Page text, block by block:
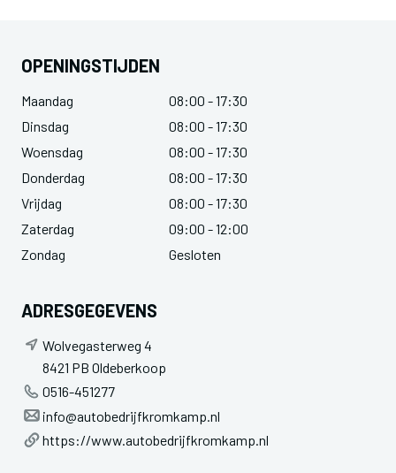
OPENINGSTIJDEN
Maandag
08:00 - 17:30
Dinsdag
08:00 - 17:30
Woensdag
08:00 - 17:30
Donderdag
08:00 - 17:30
Vrijdag
08:00 - 17:30
Zaterdag
09:00 - 12:00
Zondag
Gesloten
ADRESGEGEVENS
Wolvegasterweg 4
8421 PB Oldeberkoop
0516-451277
info@autobedrijfkromkamp.nl
https://www.autobedrijfkromkamp.nl